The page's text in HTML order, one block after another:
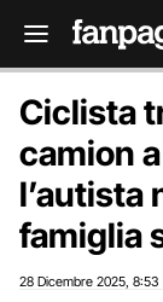
Ciclista
camion
l’autista
famiglia
28 Dicembre 2025 8:53